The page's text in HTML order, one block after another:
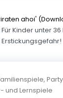
ahoi'
Für Kinder unter
,
und Lernspiele